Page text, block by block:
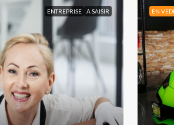
ENTREPRISE A SAISIR EN